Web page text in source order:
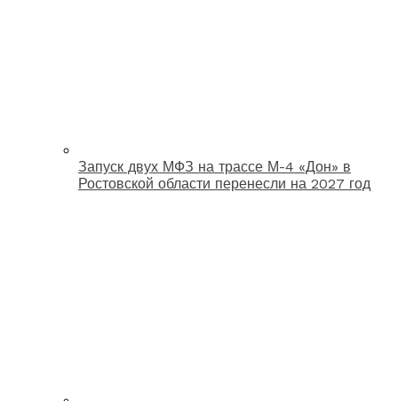
Запуск двух МФЗ на трассе М-4 «Дон» в
Ростовской области перенесли на 2027 год